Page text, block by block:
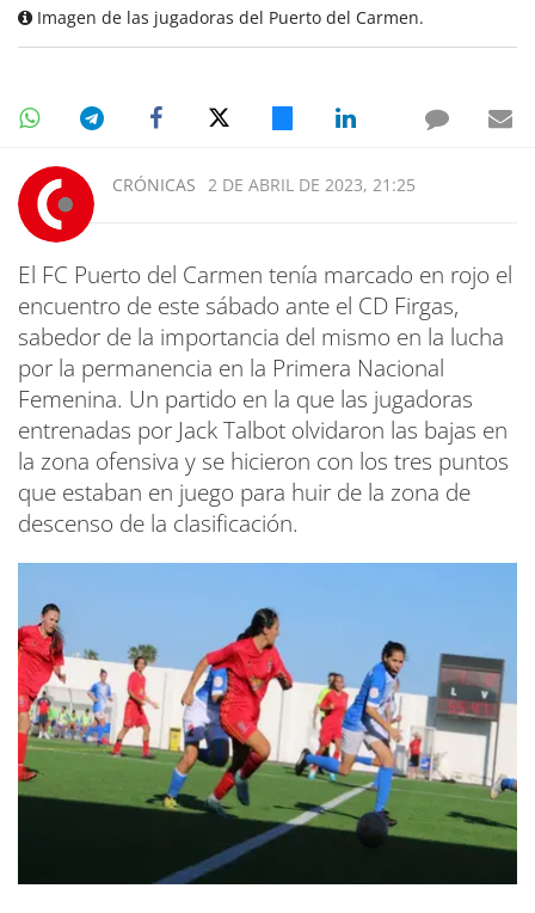
Imagen de las jugadoras del Puerto del Carmen.
CRÓNICAS 2 DE ABRIL DE 2023, 21:25
El FC Puerto del Carmen tenía marcado en rojo el
encuentro de este sábado ante el CD Firgas,
sabedor de la importancia del mismo en la lucha
por la permanencia en la Primera Nacional
Femenina. Un partido en la que las jugadoras
entrenadas por Jack Talbot olvidaron las bajas en
la zona ofensiva y se hicieron con los tres puntos
que estaban en juego para huir de la zona de
descenso de la clasificación.